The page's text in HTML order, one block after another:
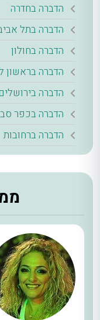
הדברה בחדרה
הדברה בתל
הדברה בחולון
הדברה בראשון
הדברה
הדברה בכפר
הדברה ברחובות